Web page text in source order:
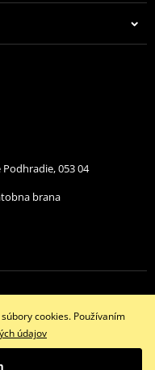
053 04
cookies. Používaním
údajov